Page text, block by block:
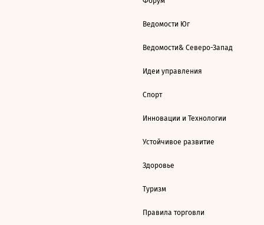
Ведомости Юг
Ведомости& Северо-Запад
Идеи управления
Спорт
Инновации и Технологии
Устойчивое развитие
Здоровье
Туризм
Правила торговли